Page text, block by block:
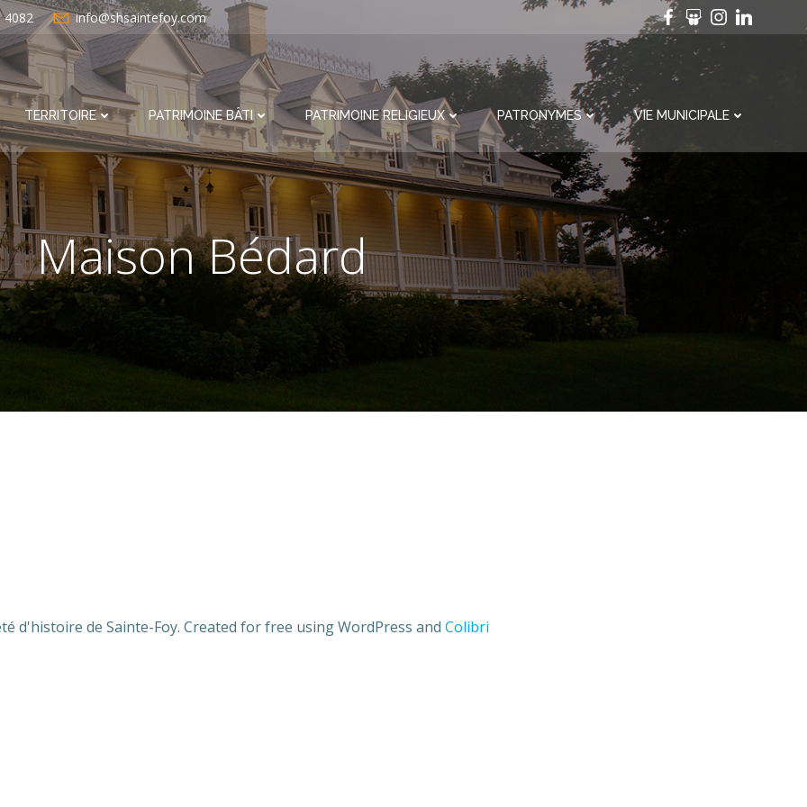
4082 info@shsaintefoy.com
TERRITOIRE PATRIMOINE BÂTI PATRIMOINE RELIGIEUX PATRONYMES VIE MUNICIPALE
Maison Bédard
d'histoire de Sainte-Foy. Created for free using WordPress and Colibri